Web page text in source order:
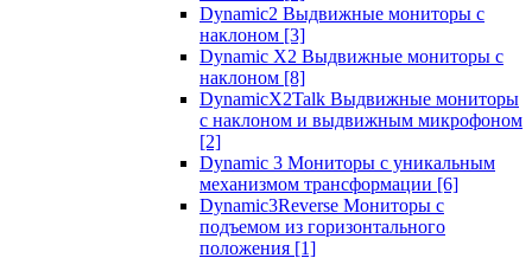
Dynamic2 Выдвижные мониторы с
наклоном [3]
Dynamic X2 Выдвижные мониторы с
наклоном [8]
DynamicX2Talk Выдвижные мониторы
с наклоном и выдвижным микрофоном
[2]
Dynamic 3 Мониторы с уникальным
механизмом трансформации [6]
Dynamic3Reverse Мониторы с
подъемом из горизонтального
положения [1]